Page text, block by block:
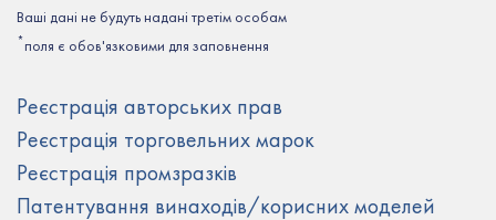
Ваші дані не будуть надані третім особам
* поля є обов'язковими для заповнення
Реєстрація авторських прав
Реєстрація торговельних марок
Реєстрація промзразків
Патентування винаходів/корисних моделей